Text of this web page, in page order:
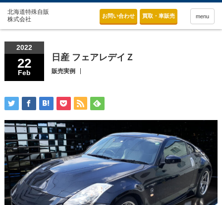
お問い合わせ 買取・車販売 menu
2022
22
Feb
日産 フェアレデイＺ
販売実例